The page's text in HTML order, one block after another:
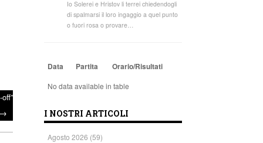
→
Io Solerei e Hristov li terrei chiedendogli
di spalmarsi il loro ingaggio a quel punto
o fuori rosa o provare…
Data Partita Orario/Risultati
No data available in table
I NOSTRI ARTICOLI
Agosto 2026 (59)